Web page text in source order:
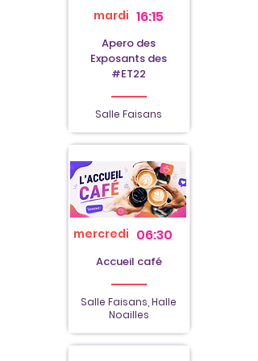
mardi 16:15
Apero des
Exposants des
#ET22
Salle Faisans
mercredi 06:30
Accueil café
Salle Faisans, Halle
Noailles